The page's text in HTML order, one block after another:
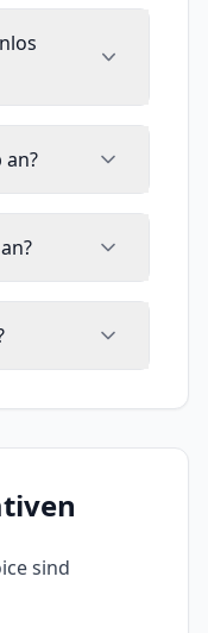
an?
sind